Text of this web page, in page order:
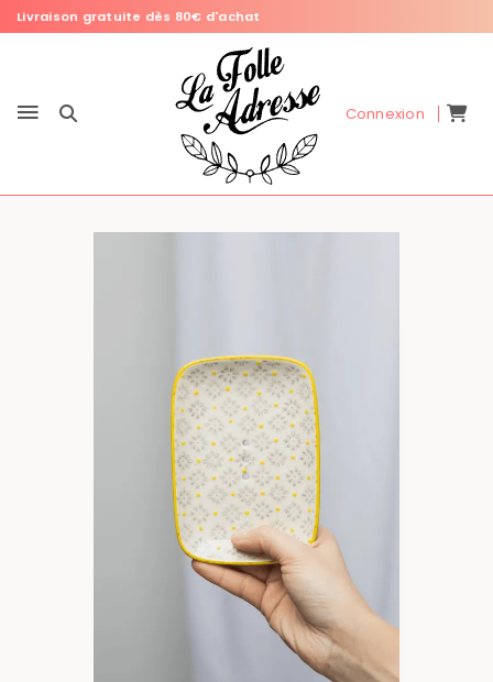
Livraison gratuite dès 80€ d'achat
Connexion